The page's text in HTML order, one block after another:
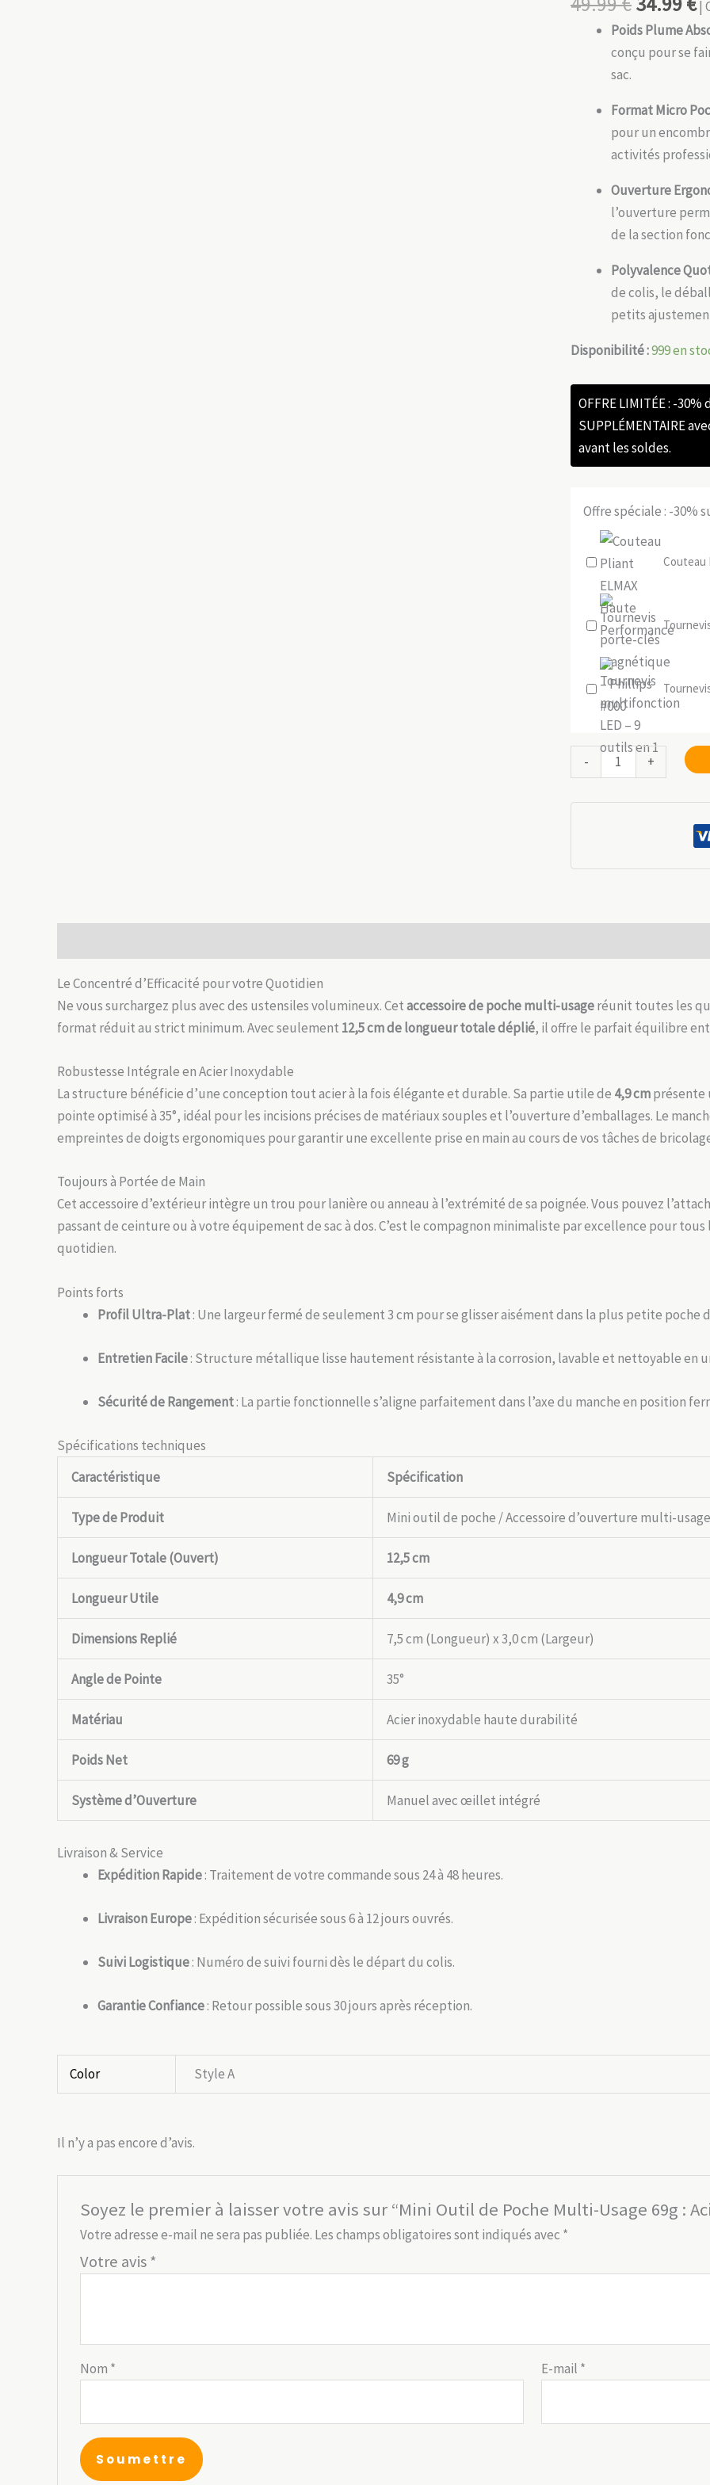
|
Poids Plume
conçu pour se
sac.
Format Micro
pour un
activités
Ouverture
l’ouverture
de la section
Polyvalence
de colis, le
petits
Disponibilité :999 en
OFFRE LIMITÉE : -30%
SUPPLÉMENTAIRE
avant les soldes.
Offre spéciale : -30%
Couteau
-
quantité
de
Mini
Poche
:
Inox,
12.5cm
+
Le Concentré d’Efficacité pour votre Quotidien
Ne vous surchargez plus avec des ustensiles volumineux. Cetaccessoire de poche multi-usageréunit toutes les
format réduit au strict minimum. Avec seulement 12,5 cm de longueur totale déplié, il offre le parfait équilibre
Robustesse Intégrale en Acier Inoxydable
La structure bénéficie d’une conception tout acier à la fois élégante et durable. Sa partie utile de 4,9 cmprésente
pointe optimisé à 35°, idéal pour les incisions précises de matériaux souples et l’ouverture d’emballages. Le
empreintes de doigts ergonomiques pour garantir une excellente prise en main au cours de vos tâches de
Toujours à Portée de Main
Cet accessoire d’extérieur intègre un trou pour lanière ou anneau à l’extrémité de sa poignée. Vous pouvez
passant de ceinture ou à votre équipement de sac à dos. C’est le compagnon minimaliste par excellence pour
quotidien.
Points forts
Profil Ultra-Plat: Une largeur fermé de seulement 3 cm pour se glisser aisément dans la plus petite poche
Entretien Facile: Structure métallique lisse hautement résistante à la corrosion, lavable et nettoyable en
Sécurité de Rangement: La partie fonctionnelle s’aligne parfaitement dans l’axe du manche en position
Spécifications techniques
Caractéristique
Spécification
Type de Produit Mini outil de poche / Accessoire d’ouverture multi-usage
Longueur Totale (Ouvert) 12,5 cm
Longueur Utile 4,9 cm
Dimensions Replié 7,5 cm (Longueur) x 3,0 cm (Largeur)
Angle de Pointe 35°
Matériau Acier inoxydable haute durabilité
Poids Net 69 g
Système d’Ouverture Manuel avec œillet intégré
Livraison & Service
Expédition Rapide: Traitement de votre commande sous 24 à 48 heures.
Livraison Europe: Expédition sécurisée sous 6 à 12 jours ouvrés.
Suivi Logistique: Numéro de suivi fourni dès le départ du colis.
Garantie Confiance: Retour possible sous 30 jours après réception.
Color Style A
Il n’y a pas encore d’avis.
Soyez le premier à laisser votre avis sur “Mini Outil de Poche Multi-Usage 69g :
Votre adresse e-mail ne sera pas publiée. Les champs obligatoires sont indiqués avec *
Votre avis*
Nom * E-mail *